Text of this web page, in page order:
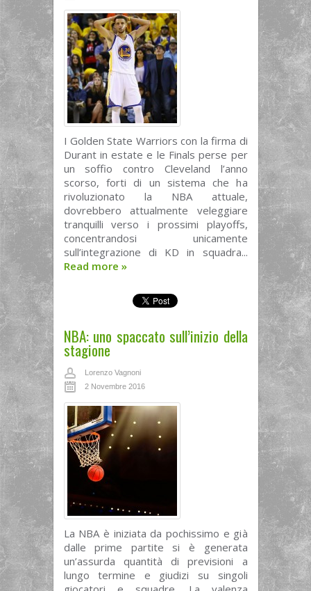
I Golden State Warriors con la firma di
Durant in estate e le Finals perse per
un soffio contro Cleveland l’anno
scorso, forti di un sistema che ha
rivoluzionato la NBA attuale,
dovrebbero attualmente veleggiare
tranquilli verso i prossimi playoffs,
concentrandosi unicamente
sull’integrazione di KD in squadra...
Read more »
NBA: uno spaccato sull’inizio della
stagione
Lorenzo Vagnoni
2 Novembre 2016
La NBA è iniziata da pochissimo e già
dalle prime partite si è generata
un’assurda quantità di previsioni a
lungo termine e giudizi su singoli